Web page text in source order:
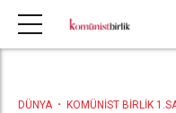
DÜNYA KOMÜNIST BIRLIK